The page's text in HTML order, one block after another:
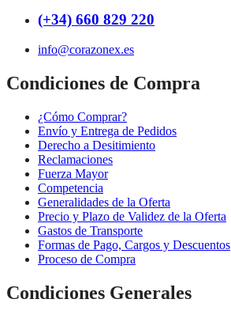
(+34) 660 829 220
info@corazonex.es
Condiciones de Compra
¿Cómo Comprar?
Envío y Entrega de Pedidos
Derecho a Desitimiento
Reclamaciones
Fuerza Mayor
Competencia
Generalidades de la Oferta
Precio y Plazo de Validez de la Oferta
Gastos de Transporte
Formas de Pago, Cargos y Descuentos
Proceso de Compra
Condiciones Generales